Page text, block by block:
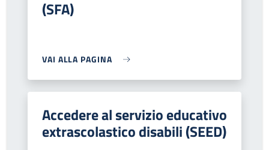
(SFA)
VAI ALLA PAGINA
Accedere al servizio educativo
extrascolastico disabili (SEED)